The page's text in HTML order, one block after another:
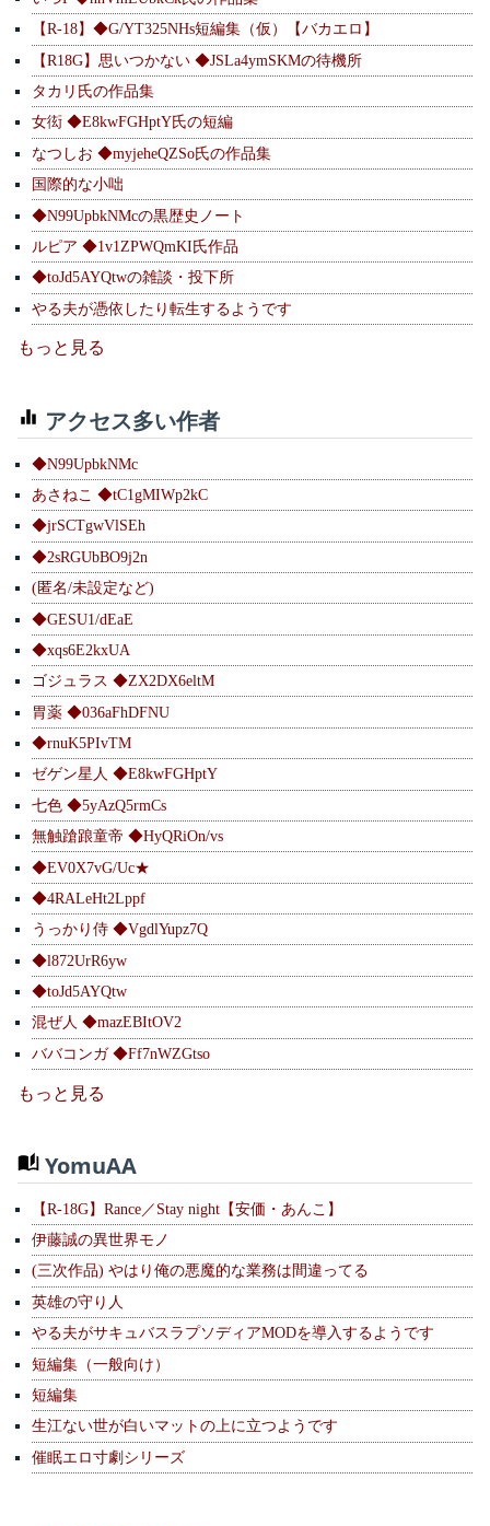
【R-18】◆G/YT325NHs短編集（仮）【バカエロ】
【R18G】思いつかない ◆JSLa4ymSKMの待機所
タカリ氏の作品集
女衒 ◆E8kwFGHptY氏の短編
なつしお ◆myjeheQZSo氏の作品集
国際的な小咄
◆N99UpbkNMcの黒歴史ノート
ルピア ◆1v1ZPWQmKI氏作品
◆toJd5AYQtwの雑談・投下所
やる夫が憑依したり転生するようです
もっと見る
アクセス多い作者
◆N99UpbkNMc
あさねこ ◆tC1gMIWp2kC
◆jrSCTgwVlSEh
◆2sRGUbBO9j2n
(匿名/未設定など)
◆GESU1/dEaE
◆xqs6E2kxUA
ゴジュラス ◆ZX2DX6eltM
胃薬 ◆036aFhDFNU
◆rnuK5PIvTM
ゼゲン星人 ◆E8kwFGHptY
七色 ◆5yAzQ5rmCs
無触蹌踉童帝 ◆HyQRiOn/vs
◆EV0X7vG/Uc★
◆4RALeHt2Lppf
うっかり侍 ◆VgdlYupz7Q
◆l872UrR6yw
◆toJd5AYQtw
混ぜ人 ◆mazEBItOV2
ババコンガ ◆Ff7nWZGtso
もっと見る
YomuAA
【R-18G】Rance／Stay night【安価・あんこ】
伊藤誠の異世界モノ
(三次作品) やはり俺の悪魔的な業務は間違ってる
英雄の守り人
やる夫がサキュバスラプソディアMODを導入するようです
短編集（一般向け）
短編集
生江ない世が白いマットの上に立つようです
催眠エロ寸劇シリーズ